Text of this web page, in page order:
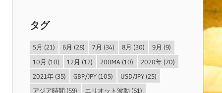
タグ
5月 (21) 6月 (28) 7月 (34) 8月 (30) 9月 (9)
10月 (10) 12月 (12) 200MA (10) 2020年 (70)
2021年 (35) GBP/JPY (105) USD/JPY (25)
アジア時間 (59) エリオット波動 (61)